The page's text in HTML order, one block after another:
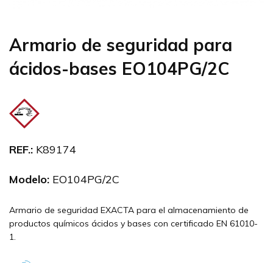
Armario de seguridad para
ácidos-bases EO104PG/2C
REF.: K89174
Modelo: EO104PG/2C
Armario de seguridad EXACTA para el almacenamiento de
productos químicos ácidos y bases con certificado EN 61010-
1.